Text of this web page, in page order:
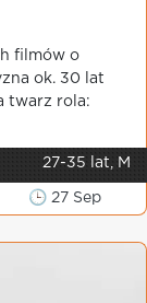
filmów o
ok. 30 lat
twarz rola:
27-35 lat, M
🕒 27 Sep